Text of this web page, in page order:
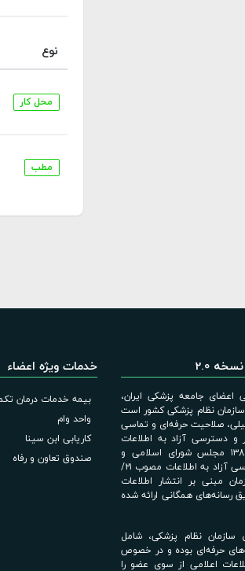
نوع
محل کار
مطب
2.0
اعضای جامعه پزشکی ایران،
نظام پزشکی کشور است
صلاحیت حرفه‌ای و تماسی
و دسترسی آزاد به اطلاعات
مصوب جلسه علنی مورخ 6/ 11/ ۱۳87 مجلس شورای اسلامی و
آیین‌نامه اجرایی قانون انتشار و دسترسی آزاد به اطلاعات مصوب ۲۱/
مبنی بر انتشار اطلاعات
رسانه‌های همگانی ارائه شده
سازمان نظام پزشکی، شامل
حرفه‌ای بوده و در خصوص
اعلامی از سوی عضو را
خدمات ویژه اعضاء
بیمه خدمات درمان
واحد وام
کاریابی ابن سینا
صندوق تعاون و رفاه